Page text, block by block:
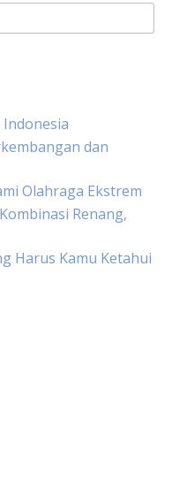
dan
Olahraga Ekstrem
Renang,
Harus Kamu Ketahui